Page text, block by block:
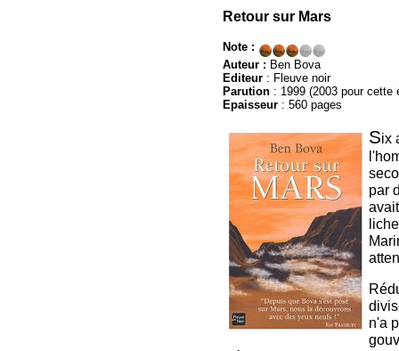
Retour sur Mars
Note :
Auteur : Ben Bova
Editeur : Fleuve noir
Parution : 1999 (2003 pour cette
Epaisseur : 560 pages
Six
par
n'a